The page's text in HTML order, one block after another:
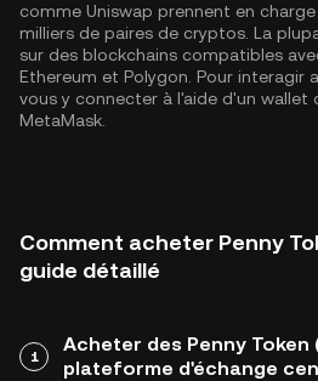
comme Uniswap prennent en
milliers de paires de cryptos. La
sur des blockchains compatibles
Ethereum et Polygon . Pour interagir
vous y connecter à l'aide d'un
MetaMask.
Comment acheter Penny
guide détaillé
1
Acheter des Penny Token
plateforme d'échange